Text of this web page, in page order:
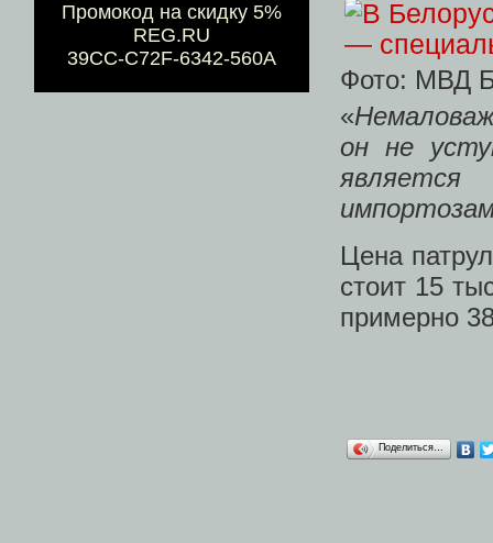
Промокод на скидку 5%
REG.RU
39CC-C72F-6342-560A
Фото: МВД
«
он не
Цена
стоит 15
примерно
Поделиться…